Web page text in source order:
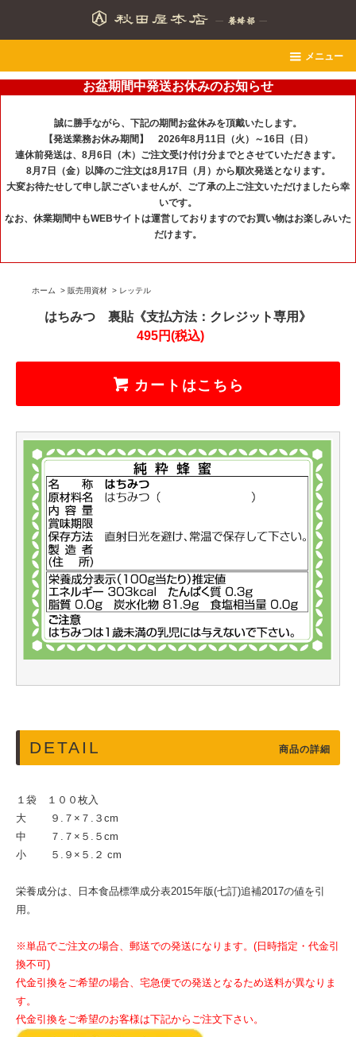
メニュー
お盆期間中発送お休みのお知らせ
誠に勝手ながら、下記の期間お盆休みを頂戴いたします。
【発送業務お休み期間】 2026年8月11日（火）～16日（日）
連休前発送は、8月6日（木）ご注文受け付け分までとさせていただきます。
8月7日（金）以降のご注文は8月17日（月）から順次発送となります。
大変お待たせして申し訳ございませんが、ご了承の上ご注文いただけましたら幸
いです。
なお、休業期間中もWEBサイトは運営しておりますのでお買い物はお楽しみいた
だけます。
ホーム > 販売用資材 > レッテル
はちみつ 裏貼《支払方法：クレジット専用》
495円(税込)
カートはこちら
DETAIL 商品の詳細
１袋 １００枚入
大 ９.７×７.３cm
中 ７.７×５.５cm
小 ５.９×５.２ cm
栄養成分は、日本食品標準成分表2015年版(七訂)追補2017の値を引
用。
※単品でご注文の場合、郵送での発送になります。(日時指定・代金引
換不可)
代金引換をご希望の場合、宅急便での発送となるため送料が異なりま
す。
代金引換をご希望のお客様は下記からご注文下さい。